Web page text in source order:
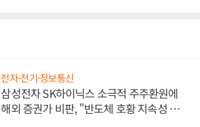
전자·전기·정보통신
삼성전자 SK하이닉스 소극적 주주환원에
해외 증권가 비판, "반도체 호황 지속성 의